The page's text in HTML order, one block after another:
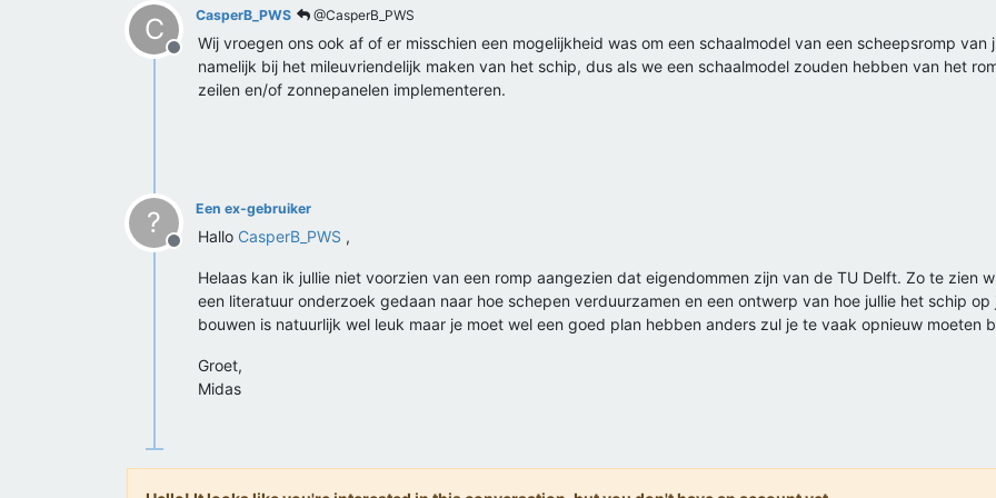
C
Offline
CasperB_PWS @CasperB_PWS
Wij vroegen ons ook af of er misschien een mogelijkheid was om een schaalmodel van een scheepsromp
namelijk bij het mileuvriendelijk maken van het schip, dus als we een schaalmodel zouden hebben van het
zeilen en/of zonnepanelen implementeren.
?
Offline
Een ex-gebruiker
Hallo CasperB_PWS ,
Helaas kan ik jullie niet voorzien van een romp aangezien dat eigendommen zijn van de TU Delft. Zo te zien
een literatuur onderzoek gedaan naar hoe schepen verduurzamen en een ontwerp van hoe jullie het schip
bouwen is natuurlijk wel leuk maar je moet wel een goed plan hebben anders zul je te vaak opnieuw moeten
Groet,
Midas